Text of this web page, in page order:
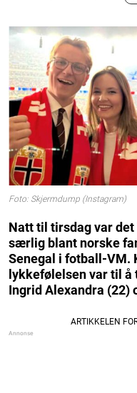
Foto: Skjermdump (Instagram)
Natt til tirsdag var
særlig blant norske
Senegal i fotball-VM.
lykkefølelsen var til å
Ingrid Alexandra (22)